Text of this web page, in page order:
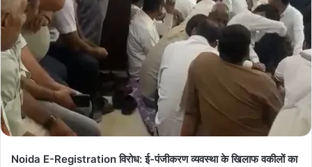
Noida E-Registration विरोध: ई-पंजीकरण व्यवस्था के खिलाफ वकीलों का